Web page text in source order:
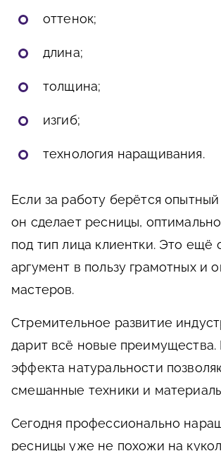
оттенок;
длина;
толщина;
изгиб;
технология наращивания.
Если за работу берётся опытный
он сделает ресницы,
под тип лица клиентки. Это ещё
аргумент в пользу грамотных и
мастеров.
Стремительное развитие
дарит всё новые
эффекта натуральности
смешанные техники и
Сегодня профессионально
ресницы уже не похожи на